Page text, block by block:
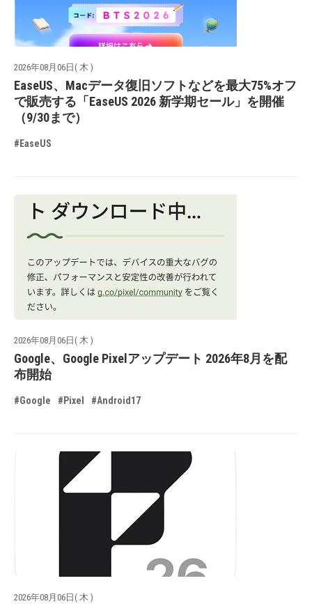
2026年08月06日( 木 )
EaseUS、Macデータ復旧ソフトなどを最大75%オフ
で販売する「EaseUS 2026 新学期セール」を開催
（9/30まで）
#EaseUS
2026年08月06日( 木 )
Google、Google Pixelアップデート 2026年8月を配
布開始
#Google #Pixel #Android17
2026年08月06日( 木 )